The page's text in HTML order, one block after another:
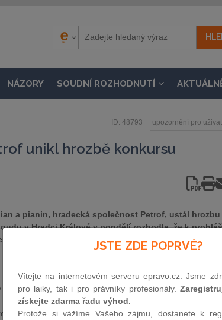
NÁZORY SOUDNÍ ROZHODNUTÍ
ID: 48793 upozornění pro
unikl hrozbě konkursu
a pianin, hradecká společnost Petrof, ustál hrozbu
v Hradci Králové v pondělí rozhodla, že k
společnost Geneva International Corporation
unikl hrozbě konkursu
JSTE ZDE POPRVÉ?
Vítejte na internetovém serveru epravo.cz. Jsme
pro laiky, tak i pro právníky profesionály.
získejte zdarma řadu výhod.
Protože si vážíme Vašeho zájmu, dostanete k